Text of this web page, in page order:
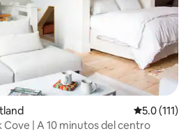
Calificación
5.0 (111)
Cove | A 10 minutos del centro